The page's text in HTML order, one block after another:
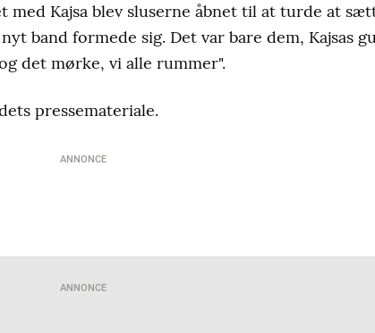
Kajsa blev sluserne åbnet til at turde at
band formede sig. Det var bare dem, Kajsas
det mørke, vi alle rummer".
pressemateriale.
ANNONCE
ANNONCE